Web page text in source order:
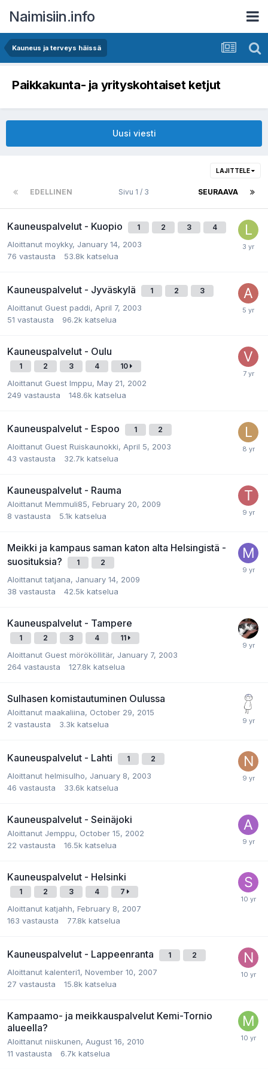
Naimisiin.info
Kauneus ja terveys häissä
Paikkakunta- ja yrityskohtaiset ketjut
Uusi viesti
LAJITTELE
EDELLINEN SEURAAVA
Sivu 1 / 3
Kauneuspalvelut - Kuopio 1 2 3 4
Aloittanut moykky, January 14, 2003
76 vastausta 53.8k katselua
Kauneuspalvelut - Jyväskylä 1 2 3
Aloittanut Guest paddi, April 7, 2003
51 vastausta 96.2k katselua
Kauneuspalvelut - Oulu
1 2 3 4 10
Aloittanut Guest Imppu, May 21, 2002
249 vastausta 148.6k katselua
Kauneuspalvelut - Espoo 1 2
Aloittanut Guest Ruiskaunokki, April 5, 2003
43 vastausta 32.7k katselua
Kauneuspalvelut - Rauma
Aloittanut Memmuli85, February 20, 2009
8 vastausta 5.1k katselua
Meikki ja kampaus saman katon alta Helsingistä -
suosituksia?
1 2
Aloittanut tatjana, January 14, 2009
38 vastausta 42.5k katselua
Kauneuspalvelut - Tampere
1 2 3 4 11
Aloittanut Guest mörököllitär, January 7, 2003
264 vastausta 127.8k katselua
Sulhasen komistautuminen Oulussa
Aloittanut maakaliina, October 29, 2015
2 vastausta 3.3k katselua
Kauneuspalvelut - Lahti 1 2
Aloittanut helmisulho, January 8, 2003
46 vastausta 33.6k katselua
Kauneuspalvelut - Seinäjoki
Aloittanut Jemppu, October 15, 2002
22 vastausta 16.5k katselua
Kauneuspalvelut - Helsinki
1 2 3 4 7
Aloittanut katjahh, February 8, 2007
163 vastausta 77.8k katselua
Kauneuspalvelut - Lappeenranta 1 2
Aloittanut kalenteri1, November 10, 2007
27 vastausta 15.8k katselua
Kampaamo- ja meikkauspalvelut Kemi-Tornio
alueella?
Aloittanut niiskunen, August 16, 2010
11 vastausta 6.7k katselua